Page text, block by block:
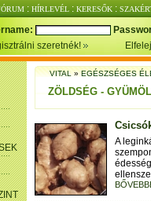
: HÍRLEVÉL : KERESŐK :
szeretnék!
VITAL»EGÉSZSÉGES
ZÖLDSÉG -
A